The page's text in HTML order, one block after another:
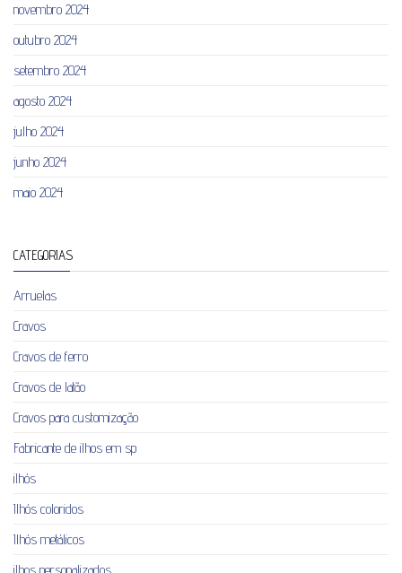
novembro 2024
outubro 2024
setembro 2024
agosto 2024
julho 2024
junho 2024
maio 2024
CATEGORIAS
Arruelas
Cravos
Cravos de ferro
Cravos de latão
Cravos para customização
Fabricante de ilhos em sp
ilhós
Ilhós coloridos
Ilhós metálicos